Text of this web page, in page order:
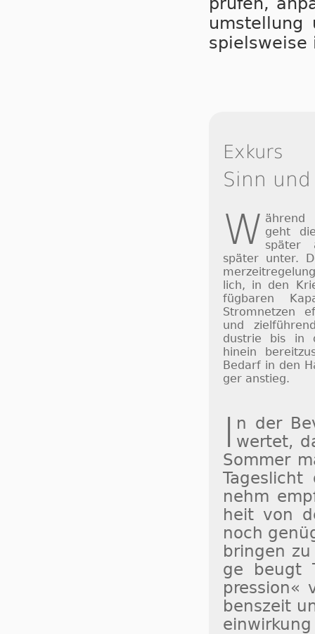
um­stel­lung
spiels­wei­se
Exkurs
Sinn
W ährend
geht
später
später unter.
lich, in den
füg­ba­ren
Strom­net­zen
und
dus­trie bis in
hinein
Be­darf in den
ger an­stieg.
I n der
wertet,
Som­mer
nehm
heit von
noch
brin­gen
ge beugt
bens­zeit